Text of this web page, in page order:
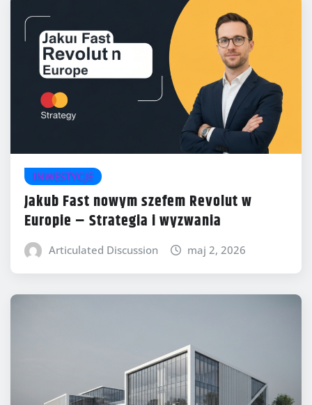
INWESTYCJE
Jakub Fast nowym szefem Revolut w
Europie – Strategia i wyzwania
Articulated Discussion maj 2, 2026